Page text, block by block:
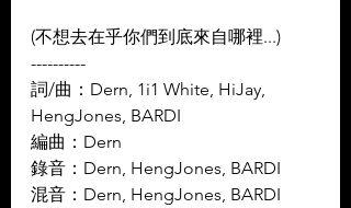
(不想去在乎你們到底來自哪裡...)
----------
詞/曲：Dern, 1i1 White, HiJay,
HengJones, BARDI
編曲：Dern
錄音：Dern, HengJones, BARDI
混音：Dern, HengJones, BARDI